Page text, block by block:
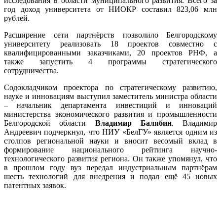
год доход университета от НИОКР составил 823,06 млн
рублей.
Расширение сети партнёрств позволило Белгородскому
университету реализовать 18 проектов совместно с
квалифицированными заказчиками, 20 проектов РНФ, а
также запустить 4 программы стратегического
сотрудничества.
Содокладчиком проектора по стратегическому развитию,
науке и инновациям выступил заместитель министра области
– начальник департамента инвестиций и инноваций
министерства экономического развития и промышленности
Белгородской области Владимир Балябин. Владимир
Андреевич подчеркнул, что НИУ «БелГУ» является одним из
столпов региональной науки и вносит весомый вклад в
формирование национального рейтинга научно-
технологического развития региона. Он также упомянул, что
в прошлом году вуз передал индустриальным партнёрам
шесть технологий для внедрения и подал ещё 45 новых
патентных заявок.